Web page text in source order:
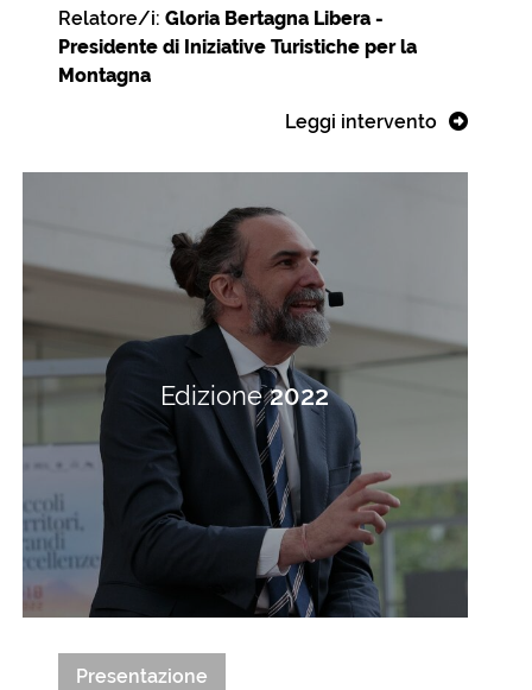
Relatore/i: Gloria Bertagna Libera -
Presidente di Iniziative Turistiche per la
Montagna
Leggi intervento
Edizione2022
Presentazione